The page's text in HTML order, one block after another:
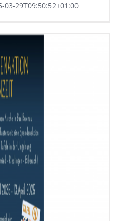
03-29T09:50:52+01:00